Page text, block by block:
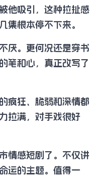
他吸引，这种拉扯感
集根本停不下来。
厌。更何况还是穿书
笔和心，真正改写了
疯狂、脆弱和深情都
拉满，对手戏很好
情感短剧了。不仅讲
运的主题。值得一